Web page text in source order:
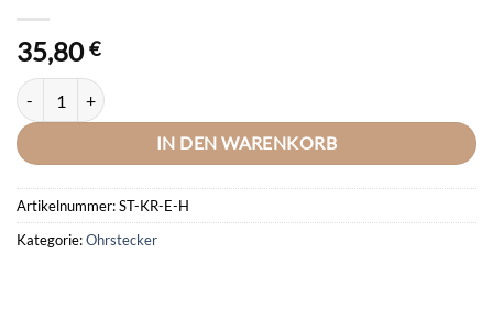
35,80€
DOOSTI Ohrstecker Chirurgischer Edelstahl 316L Paar Menge
IN DEN WARENKORB
Artikelnummer:ST-KR-E-H
Kategorie:Ohrstecker